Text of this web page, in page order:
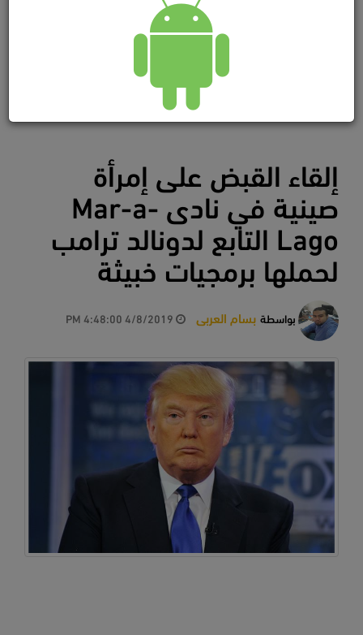
إلقاء القبض على إمرأة
صينية في نادى Mar-a-
Lago التابع لدونالد ترامب
لحملها برمجيات خبيثة
بواسطة بسام العربى